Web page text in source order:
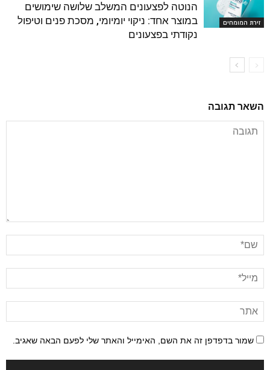
זירת המומחים
הנוטה לפצעונים המשלב שלושה שימושים
במוצר אחד: ניקוי יומיומי, מסכת פנים וטיפול
נקודתי בפצעונים
השאר תגובה
שמור בדפדפן זה את השם, האימייל והאתר שלי לפעם הבאה שאגיב.